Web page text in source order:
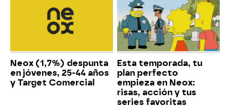
Neox (1,7%) despunta
en jóvenes, 25-44 años
y Target Comercial
Esta temporada, tu
plan perfecto
empieza en Neox:
risas, acción y tus
series favoritas